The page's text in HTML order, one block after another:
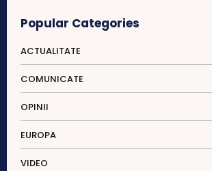
Popular Categories
ACTUALITATE
COMUNICATE
OPINII
EUROPA
VIDEO